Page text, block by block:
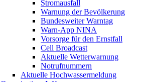
Stromausfall
Warnung der Bevölkerung
Bundesweiter Warntag
Warn-App NINA
Vorsorge für den Ernstfall
Cell Broadcast
Aktuelle Wetterwarnung
Notrufnummern
Aktuelle Hochwassermeldung